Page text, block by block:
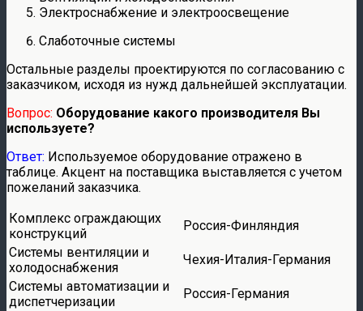
Электроснабжение и электроосвещение
Слаботочные системы
Остальные разделы проектируются по согласованию с
заказчиком, исходя из нужд дальнейшей эксплуатации.
Вопрос: Оборудование какого производителя Вы
используете?
Ответ: Используемое оборудование отражено в
таблице. Акцент на поставщика выставляется с учетом
пожеланий заказчика.
Комплекс ограждающих
конструкций
Россия-Финляндия
Системы вентиляции и
холодоснабжения
Чехия-Италия-Германия
Системы автоматизации и
диспетчеризации
Россия-Германия